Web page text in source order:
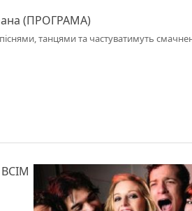
(ПРОГРАМА)
танцями та частуватимуть